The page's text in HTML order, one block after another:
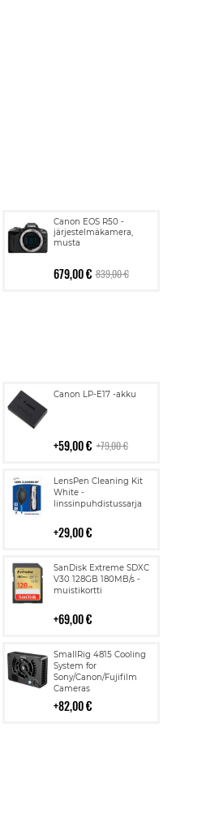
Canon EOS R50 -
järjestelmäkamera,
musta
679,00 € 839,00 €
Canon LP-E17 -akku
59,00 € 79,00 €
Lisää
LensPen Cleaning Kit
White -
linssinpuhdistussarja
29,00 €
Lisää
ostoskoriin
SanDisk Extreme SDXC
V30 128GB 180MB/s -
muistikortti
69,00 €
Lisää
ostoskoriin
SmallRig 4815 Cooling
System for
Sony/Canon/Fujifilm
Cameras
82,00 €
Lisää
ostoskoriin